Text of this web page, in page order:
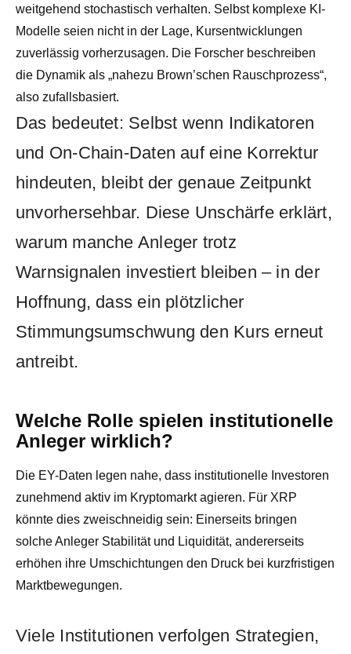
weitgehend stochastisch verhalten. Selbst komplexe KI-
Modelle seien nicht in der Lage, Kursentwicklungen
zuverlässig vorherzusagen. Die Forscher beschreiben
die Dynamik als „nahezu Brown’schen Rauschprozess“,
also zufallsbasiert.
Das bedeutet: Selbst wenn Indikatoren
und On-Chain-Daten auf eine Korrektur
hindeuten, bleibt der genaue Zeitpunkt
unvorhersehbar. Diese Unschärfe erklärt,
warum manche Anleger trotz
Warnsignalen investiert bleiben – in der
Hoffnung, dass ein plötzlicher
Stimmungsumschwung den Kurs erneut
antreibt.
Welche Rolle spielen institutionelle
Anleger wirklich?
Die EY-Daten legen nahe, dass institutionelle Investoren
zunehmend aktiv im Kryptomarkt agieren. Für XRP
könnte dies zweischneidig sein: Einerseits bringen
solche Anleger Stabilität und Liquidität, andererseits
erhöhen ihre Umschichtungen den Druck bei kurzfristigen
Marktbewegungen.
Viele Institutionen verfolgen Strategien,